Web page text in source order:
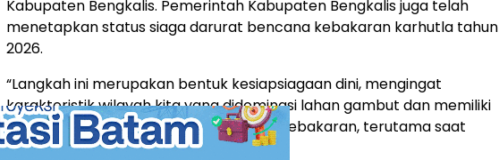
Kabupaten Bengkalis. Pemerintah Kabupaten Bengkalis juga telah
menetapkan status siaga darurat bencana kebakaran karhutla tahun
2026.
“Langkah ini merupakan bentuk kesiapsiagaan dini, mengingat
karakteristik wilayah kita yang didominasi lahan gambut dan memiliki
kerentanan tinggi terhadap terjadinya kebakaran, terutama saat
musim kemarau,”ungkap Ersan.